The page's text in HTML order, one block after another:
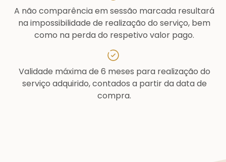
A não comparência em sessão marcada resultará
na impossibilidade de realização do serviço, bem
como na perda do respetivo valor pago.
Validade máxima de 6 meses para realização do
serviço adquirido, contados a partir da data de
compra.